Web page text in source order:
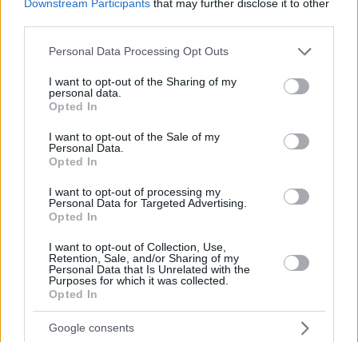
Downstream Participants that may further disclose it to other
Please note that this website/app uses one or more Google
not limited to your visit or usage behaviour. You may click to
grant or deny consent to Google and its third-party tags to
use your data for below specified purposes in below Google
consent section.
Personal Data Processing Opt Outs
I want to opt-out of the Sharing of my
personal data.
Opted In
I want to opt-out of the Sale of my
Personal Data.
Opted In
I want to opt-out of processing my
Personal Data for Targeted Advertising.
Opted In
I want to opt-out of Collection, Use,
Retention, Sale, and/or Sharing of my
Personal Data that Is Unrelated with the
Purposes for which it was collected.
Opted In
Google consents
Η Intracom του Σωκράτη
Κόκκαλη μπαίνει στο Ελληνικό
Ποδηλατόδρομος Αθηναϊκής
Ριβιέρας: Εκτός Ταμείου
Ten Brinke: Επενδύει στη
Γλυφάδα με νέα premium
projects που φέρνουν το resort